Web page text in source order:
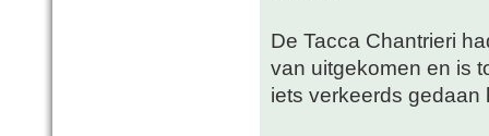
De Tacca Chantrieri
van uitgekomen en is
iets verkeerds